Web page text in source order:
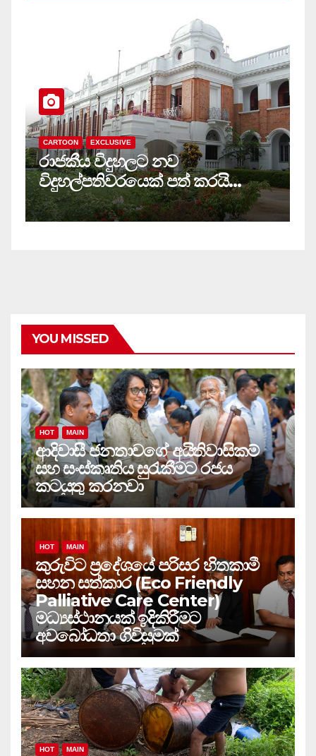
CARTOON EXCLUSIVE
රාජකීය විදුහලට නව
විදුහල්පතිවරයෙක් පත් කරයි…
YOU MISSED
HOT MAIN
ආදිවාසී ජනතාවගේ අයිතිවාසිකම්
සහ සංස්කෘතිය සුරැකීමට රජය
කටයුතු කරනවා
HOT MAIN
කුරුවිට ප්‍රදේශයේ පරිසර හිතකාමී
සහන සත්කාර (Eco Friendly
Palliative Care Center)
මධ්‍යස්ථානයක් ඉදිකිරීමට
අවබෝධතා ගිවිසුමක්
HOT MAIN